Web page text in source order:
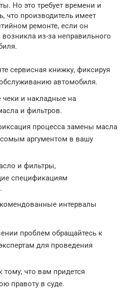
Но это требует времени и
что производитель имеет
ремонте, если он
из-за неправильного
сервисная книжку, фиксируя
автомобиля.
чеки и накладные на
и фильтров.
процесса замены масла
аргументом в вашу
и фильтры,
спецификациям
интервалы
проблем обращайтесь к
для проведения
тому, что вам придется
правоту в суде.